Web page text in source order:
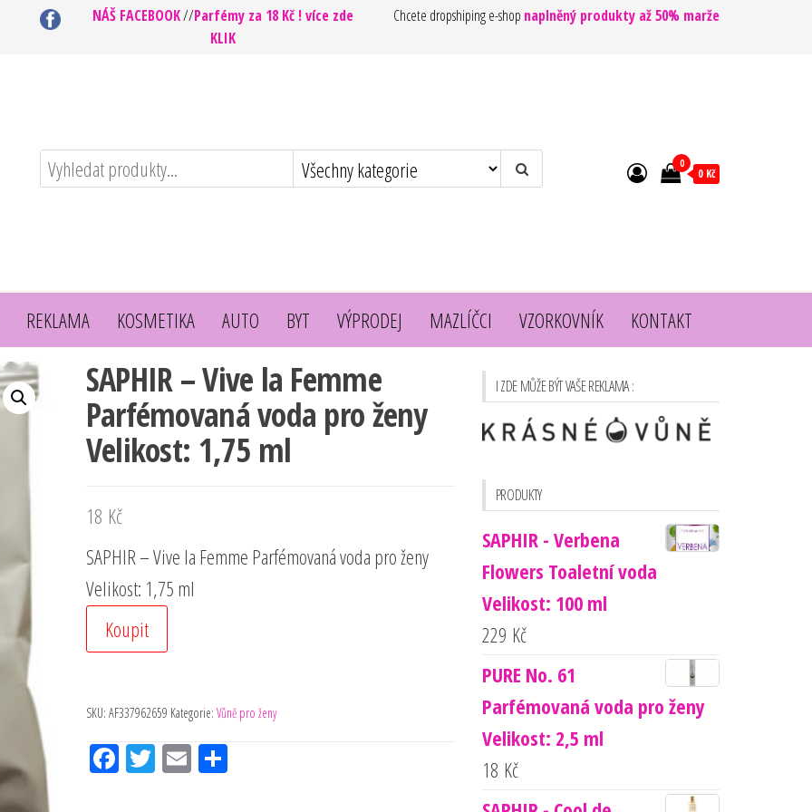
NÁŠ FACEBOOK//Parfémy za 18 Kč ! více zde
KLIK
Chcete dropshiping e-shop naplněný produkty až 50% marže
0
0 Kč
REKLAMA KOSMETIKA AUTO BYT VÝPRODEJ MAZLÍČCI VZORKOVNÍK KONTAKT
SAPHIR – Vive la Femme
Parfémovaná voda pro ženy
Velikost: 1,75 ml
18 Kč
SAPHIR – Vive la Femme Parfémovaná voda pro ženy
Velikost: 1,75 ml
Koupit
SKU: AF337962659 Kategorie: Vůně pro ženy
FacTw EmSh
I ZDE MŮŽE BÝT VAŠE REKLAMA :
PRODUKTY
SAPHIR - Verbena
Flowers Toaletní voda
Velikost: 100 ml
229 Kč
PURE No. 61
Parfémovaná voda pro ženy
Velikost: 2,5 ml
18 Kč